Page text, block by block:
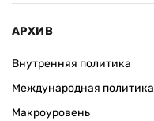
АРХИВ
Внутренняя политика
Международная политика
Макроуровень